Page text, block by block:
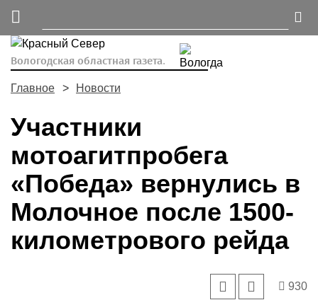
Вологодская областная газета.
Главное Новости
Участники
мотоагитпробега
«Победа» вернулись в
Молочное после 1500-
километрового рейда
930